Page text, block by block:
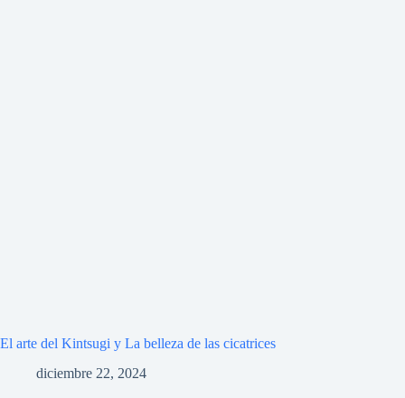
El arte del Kintsugi y La belleza de las cicatrices
diciembre 22, 2024